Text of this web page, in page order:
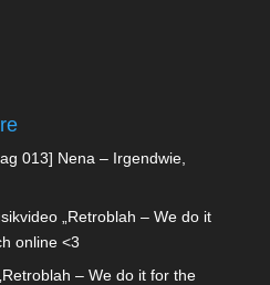
013] Nena – Irgendwie,
„Retroblah – We do it
online <3
– We do it for the